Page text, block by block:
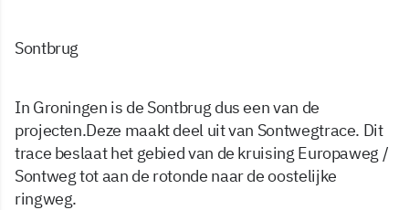
Sontbrug
In Groningen is de Sontbrug dus een van de
projecten.Deze maakt deel uit van Sontwegtrace. Dit
trace beslaat het gebied van de kruising Europaweg /
Sontweg tot aan de rotonde naar de oostelijke
ringweg.